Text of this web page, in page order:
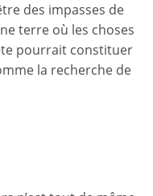
des impasses de
terre où les choses
pourrait constituer
la recherche de